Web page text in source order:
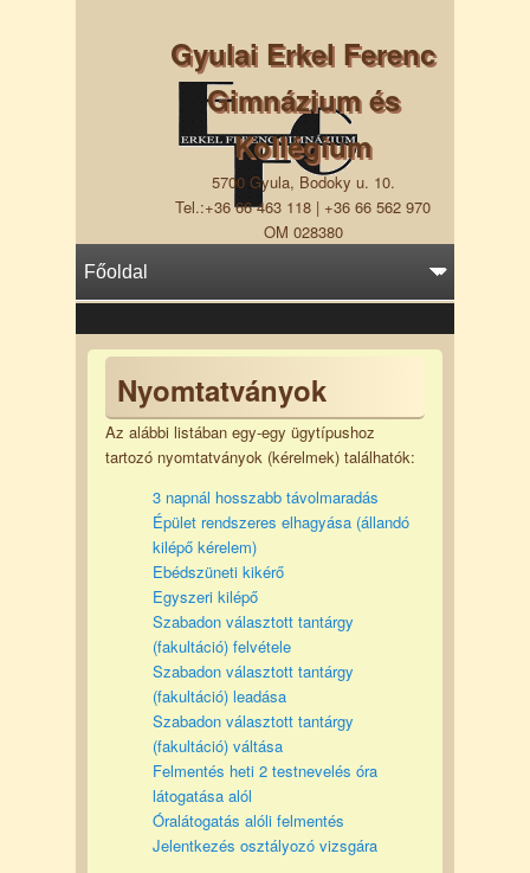
Gyulai Erkel Ferenc
Gimnázium és
Kollégium
5700 Gyula, Bodoky u. 10.
Tel.:+36 66 463 118 | +36 66 562 970
OM 028380
Nyomtatványok
Az alábbi listában egy-egy ügytípushoz
tartozó nyomtatványok (kérelmek) találhatók:
3 napnál hosszabb távolmaradás
Épület rendszeres elhagyása (állandó
kilépő kérelem)
Ebédszüneti kikérő
Egyszeri kilépő
Szabadon választott tantárgy
(fakultáció) felvétele
Szabadon választott tantárgy
(fakultáció) leadása
Szabadon választott tantárgy
(fakultáció) váltása
Felmentés heti 2 testnevelés óra
látogatása alól
Óralátogatás alóli felmentés
Jelentkezés osztályozó vizsgára